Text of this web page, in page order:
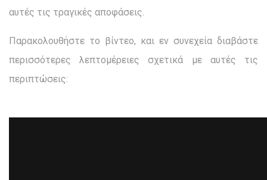
αυτές τις τραγικές αποφάσεις.
Παρακολουθήστε το βίντεο, και εν συνεχεία διαβάστε
περισσότερες λεπτομέρειες σχετικά με αυτές τις
περιπτώσεις: